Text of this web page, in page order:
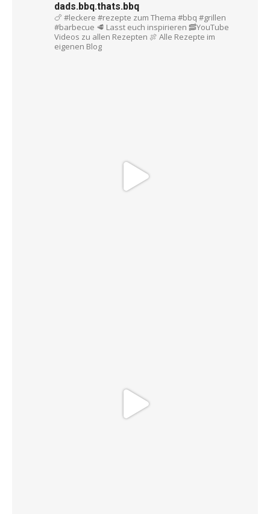
dads.bbq.thats.bbq
🍗 #leckere #rezepte zum Thema #bbq #grillen
#barbecue 🥩 Lasst euch inspirieren 🥓YouTube
Videos zu allen Rezepten 🍖 Alle Rezepte im
eigenen Blog